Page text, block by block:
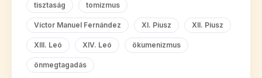
tisztaság tomizmus
Víctor Manuel Fernández XI. Piusz XII. Piusz
XIII. Leó XIV. Leó ökumenizmus
önmegtagadás